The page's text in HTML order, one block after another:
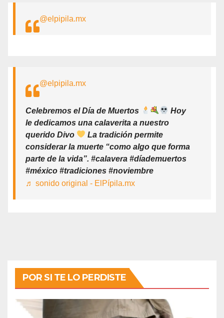
@elpipila.mx
@elpipila.mx
Celebremos el Día de Muertos
Hoy
le dedicamos una calaverita a nuestro
querido Divo
La tradición permite
considerar la muerte “como algo que forma
parte de la vida”. #calavera #díademuertos
#méxico #tradiciones #noviembre
♬ sonido original - ElPípila.mx
POR SI TE LO PERDISTE